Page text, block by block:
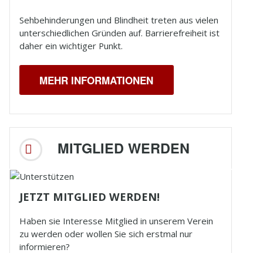
Sehbehinderungen und Blindheittreten aus vielen
unterschiedlichen Gründen auf. Barrierefreiheit ist
daher ein wichtiger Punkt.
MEHR INFORMATIONEN
MITGLIED WERDEN
JETZT MITGLIED WERDEN!
Haben sie Interesse Mitglied in unserem Verein
zu werden oder wollen Sie sich erstmal nur
informieren?